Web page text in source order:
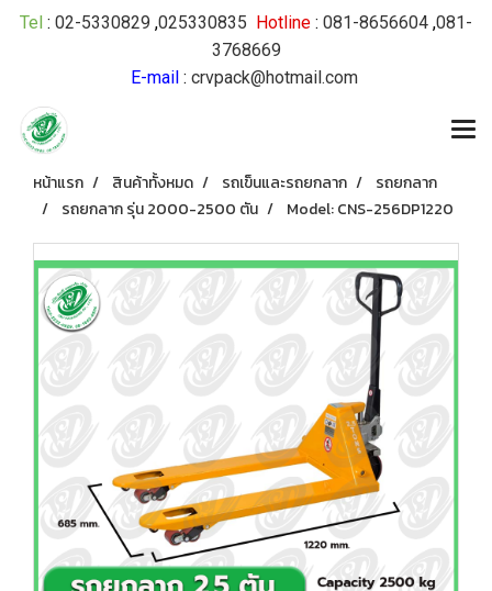
Tel : 02-5330829 ,025330835 Hotline : 081-8656604 ,081-
3768669
E-mail: crvpack@hotmail.com
หน้าแรก สินค้าทั้งหมด รถเข็นและรถยกลาก
รถยกลาก
รถยกลาก รุ่น 2000-2500 ตัน
Model: CNS-256DP1220